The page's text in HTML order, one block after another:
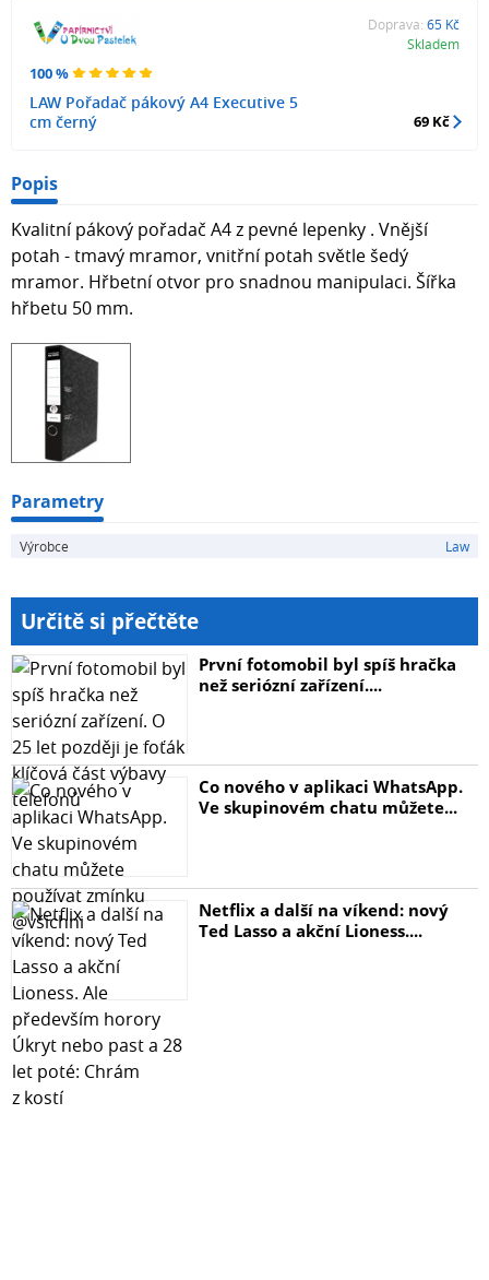
100 %
LAW Pořadač pákový A4 Executive 5
cm černý
Doprava: 65 Kč
Skladem
69 Kč
Popis
Kvalitní pákový pořadač A4 z pevné lepenky . Vnější
potah - tmavý mramor, vnitřní potah světle šedý
mramor. Hřbetní otvor pro snadnou manipulaci. Šířka
hřbetu 50 mm.
Parametry
Výrobce Law
Určitě si přečtěte
První fotomobil byl spíš hračka
než seriózní zařízení....
Co nového v aplikaci WhatsApp.
Ve skupinovém chatu můžete...
Netflix a další na víkend: nový
Ted Lasso a akční Lioness....